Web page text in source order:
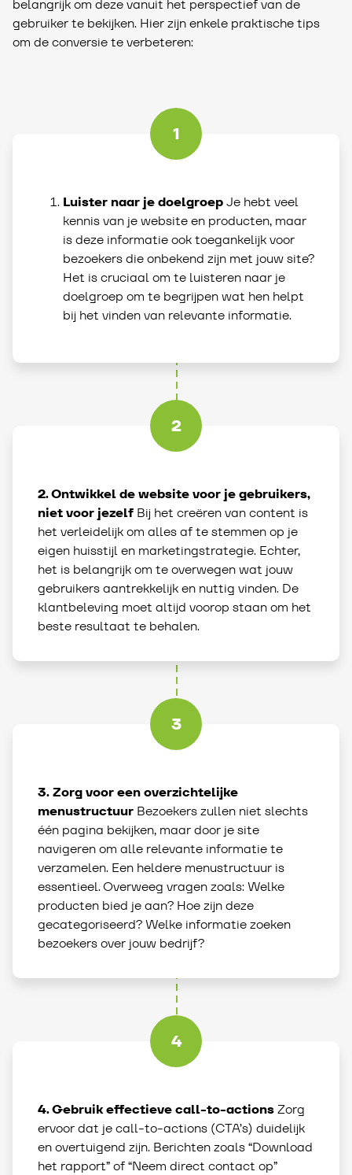
belangrijk om deze vanuit het perspectief van de
gebruiker te bekijken. Hier zijn enkele praktische tips
om de conversie te verbeteren:
1
Luister naar je doelgroepJe hebt veel
kennis van je website en producten, maar
is deze informatie ook toegankelijk voor
bezoekers die onbekend zijn met jouw site?
Het is cruciaal om te luisteren naar je
doelgroep om te begrijpen wat hen helpt
bij het vinden van relevante informatie.
2
2. Ontwikkel de website voor je gebruikers,
niet voor jezelf Bij het creëren van content is
het verleidelijk om alles af te stemmen op je
eigen huisstijl en marketingstrategie. Echter,
het is belangrijk om te overwegen wat jouw
gebruikers aantrekkelijk en nuttig vinden. De
klantbeleving moet altijd voorop staan om het
beste resultaat te behalen.
3
3. Zorg voor een overzichtelijke
menustructuur Bezoekers zullen niet slechts
één pagina bekijken, maar door je site
navigeren om alle relevante informatie te
verzamelen. Een heldere menustructuur is
essentieel. Overweeg vragen zoals: Welke
producten bied je aan? Hoe zijn deze
gecategoriseerd? Welke informatie zoeken
bezoekers over jouw bedrijf?
4
4. Gebruik effectieve call-to-actionsZorg
ervoor dat je call-to-actions (CTA’s) duidelijk
en overtuigend zijn. Berichten zoals “Download
het rapport” of “Neem direct contact op”